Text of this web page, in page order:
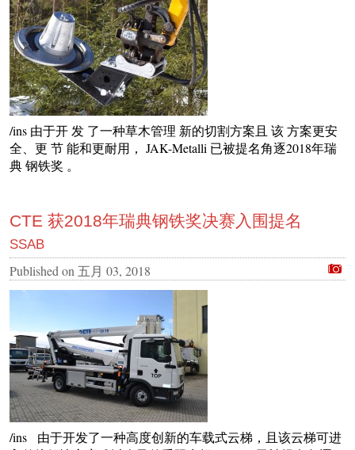
/ins 由于开 发 了一种草木管理 新的切割方案且 该 方案更安
全、更 节 能和更耐用， JAK-Metalli 已被提名角逐2018年瑞
典 钢铁奖 。
CTE 获2018年瑞典钢铁奖决赛入围提名
SSAB
Published on 五月 03, 2018
/ins 由于开发了一种高度创新的车载式云梯，且该云梯可进